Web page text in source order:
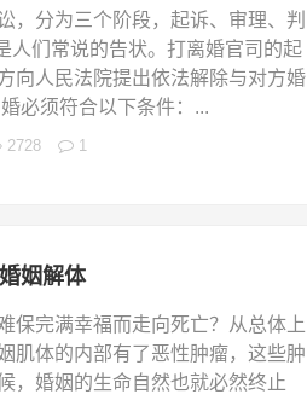
，分为三个阶段，起诉、审理、判
人们常说的告状。打离婚官司的起
向人民法院提出依法解除与对方婚
必须符合以下条件：...
2728 1
姻解体
保完满幸福而走向死亡？从总体上
肌体的内部有了恶性肿瘤，这些肿
，婚姻的生命自然也就必然终止